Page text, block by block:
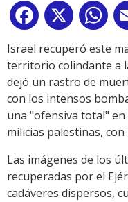
Facebook
X
Israel recuperó este
territorio colindante a
dejó un rastro de
con los intensos
una "ofensiva total"
milicias palestinas,
Las imágenes de los
recuperadas por el
cadáveres dispersos,